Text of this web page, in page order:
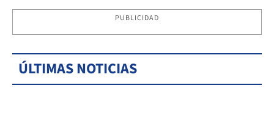
PUBLICIDAD
ÚLTIMAS NOTICIAS